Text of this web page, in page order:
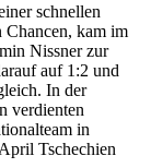
schnellen
kam im
Nissner zur
auf 1:2 und
In der
verdienten
in
Tschechien